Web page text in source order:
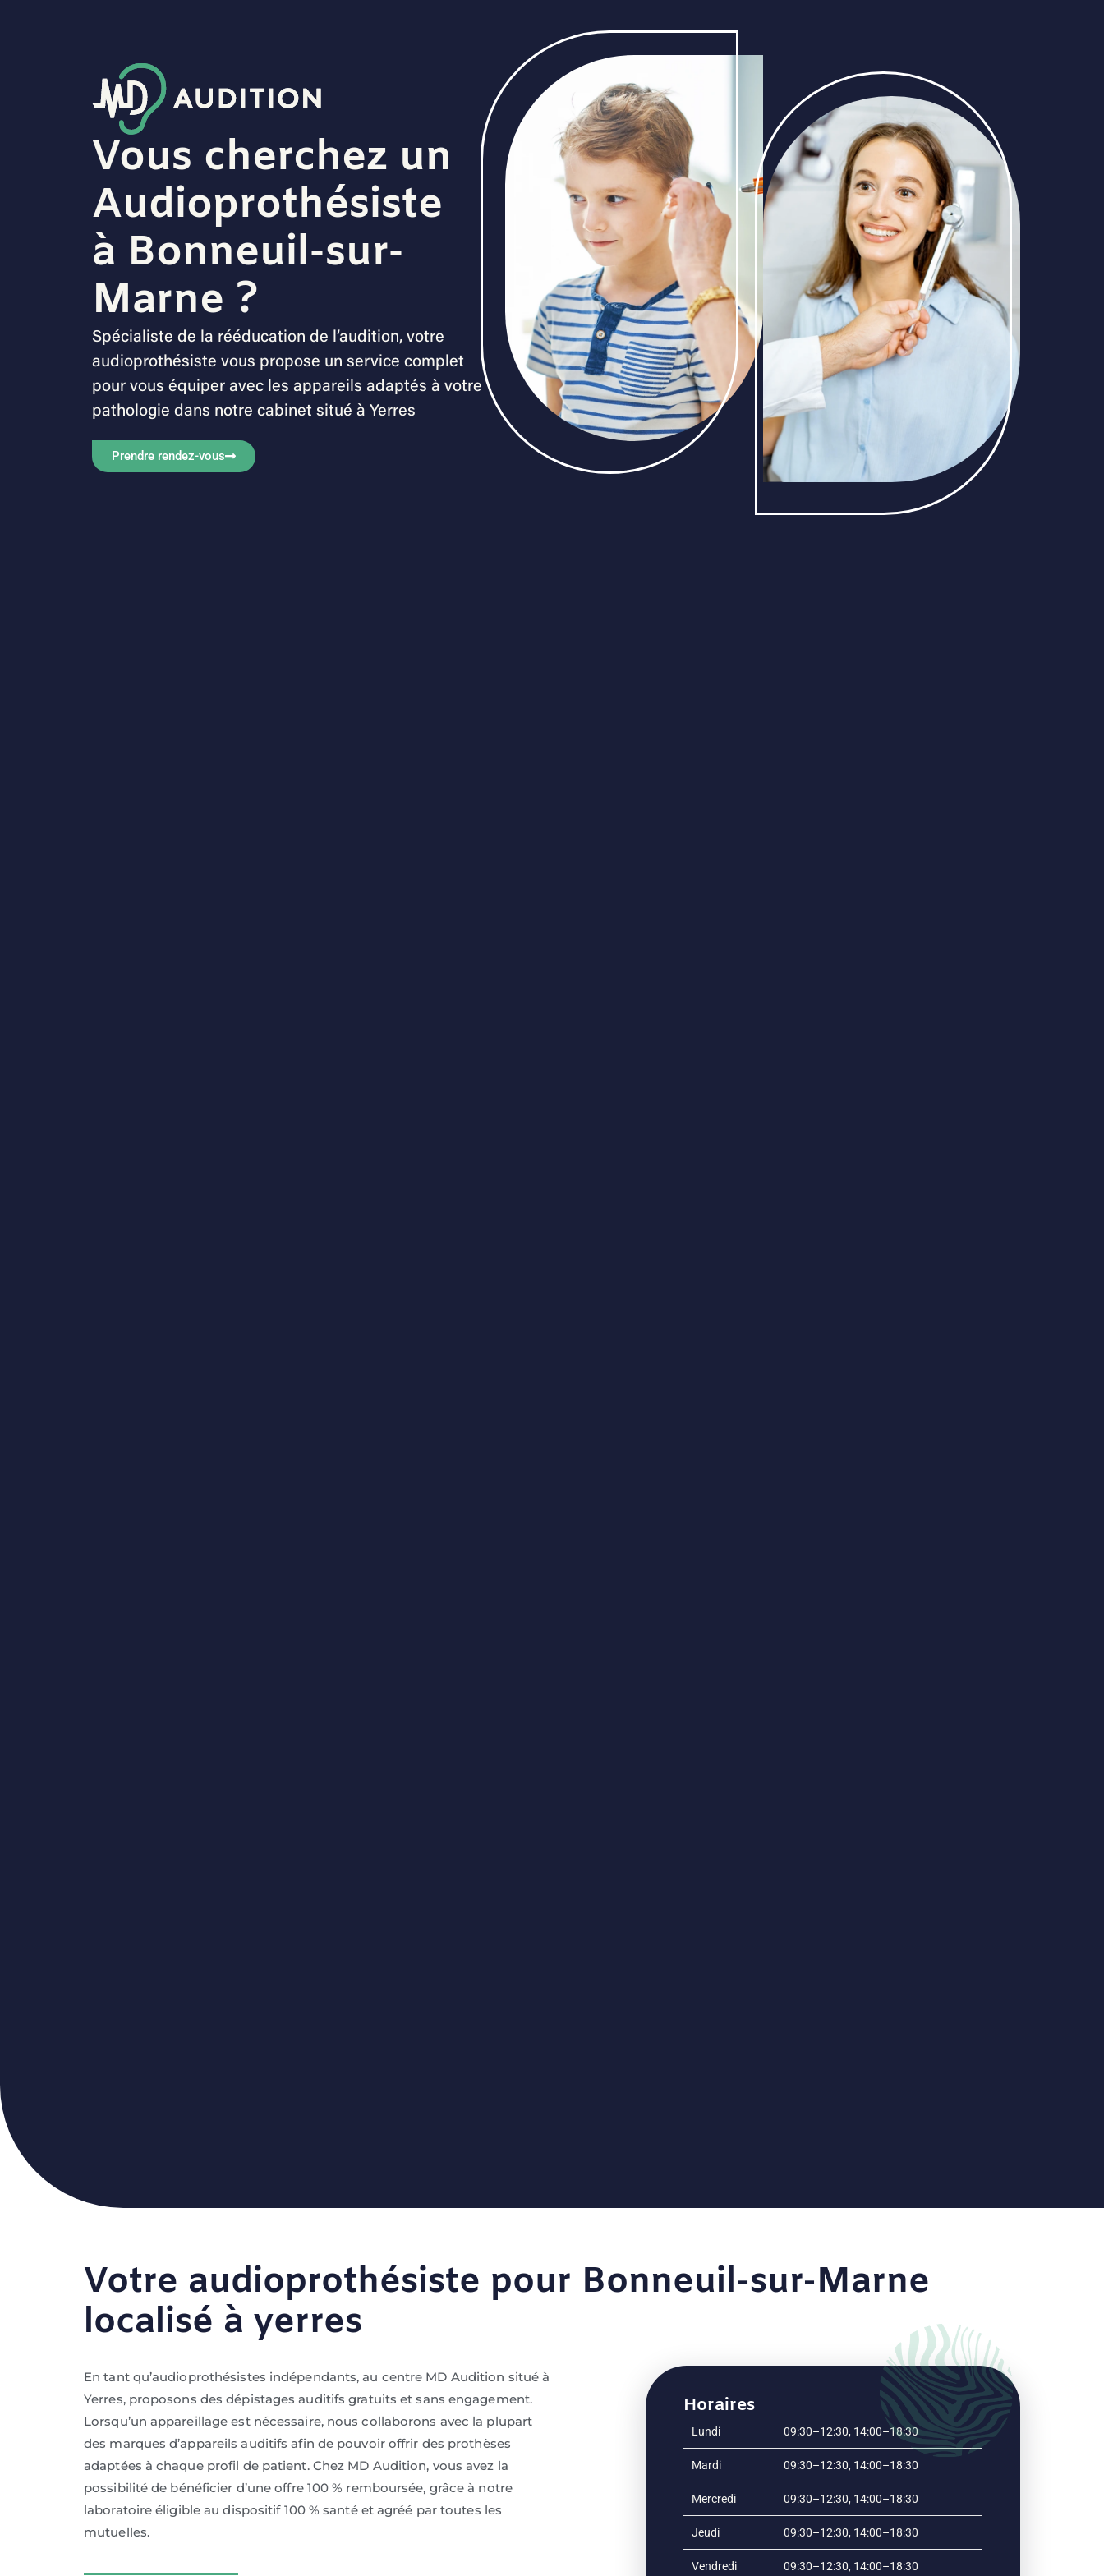
Vous cherchez un
Audioprothésiste
à Bonneuil-sur-
Marne ?
Spécialiste de la rééducation de l’audition, votre
audioprothésiste vous propose un service complet
pour vous équiper avec les appareils adaptés à votre
pathologie dans notre cabinet situé à Yerres
Prendre rendez-vous
Votre audioprothésiste pour Bonneuil-sur-Marne
localisé à yerres
En tant qu’audioprothésistes indépendants, au centre MD Audition situé à
Yerres, proposons des dépistages auditifs gratuits et sans engagement.
Lorsqu’un appareillage est nécessaire, nous collaborons avec la plupart
des marques d’appareils auditifs afin de pouvoir offrir des prothèses
adaptées à chaque profil de patient. Chez MD Audition, vous avez la
possibilité de bénéficier d’une offre 100 % remboursée, grâce à notre
laboratoire éligible au dispositif 100 % santé et agréé par toutes les
mutuelles.
Horaires
Lundi 09:30–12:30, 14:00–18:30
Mardi 09:30–12:30, 14:00–18:30
Mercredi 09:30–12:30, 14:00–18:30
Jeudi 09:30–12:30, 14:00–18:30
Vendredi 09:30–12:30, 14:00–18:30